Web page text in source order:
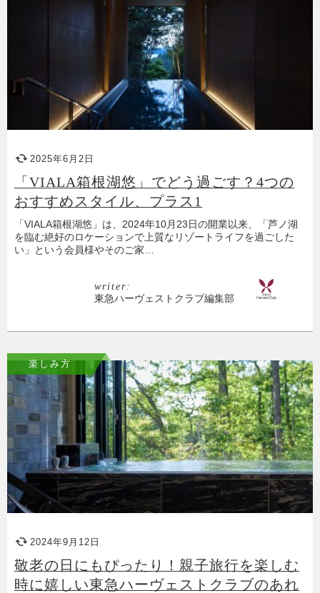
2025年6月2日
「VIALA箱根湖悠」でどう過ごす？4つの
おすすめスタイル、プラス1
「VIALA箱根湖悠」は、2024年10月23日の開業以来、「芦ノ湖
を臨む絶好のロケーションで上質なリゾートライフを過ごした
い」という会員様やそのご家…
writer:
東急ハーヴェストクラブ編集部
楽しみ方
2024年9月12日
敬老の日にもぴったり！親子旅行を楽しむ
時に嬉しい東急ハーヴェストクラブのあれ